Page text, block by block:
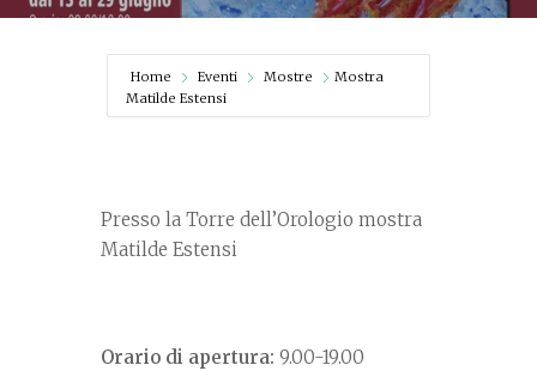
Home Eventi Mostre
Mostra
Matilde Estensi
Presso la Torre dell’Orologio mostra
Matilde Estensi
Orario di apertura: 9.00-19.00